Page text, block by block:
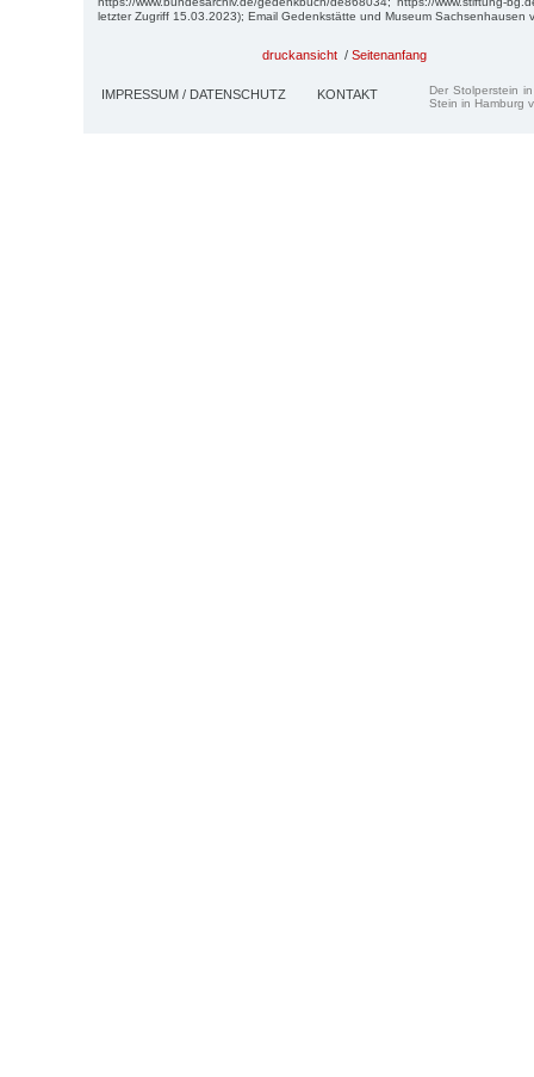
letzter Zugriff 15.03.2023); Email Gedenkstätte und Museum Sachsenhausen
druckansicht / Seitenanfang
IMPRESSUM / DATENSCHUTZ KONTAKT
Der Stolperstein
Stein in Hamburg